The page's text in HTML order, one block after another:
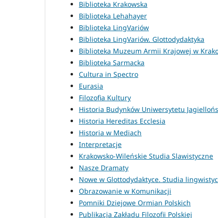
Biblioteka Krakowska
Biblioteka Lehahayer
Biblioteka LingVariów
Biblioteka LingVariów. Glottodydaktyka
Biblioteka Muzeum Armii Krajowej w
Biblioteka Sarmacka
Cultura in Spectro
Eurasia
Filozofia Kultury
Historia Budynków Uniwersytetu
Historia Hereditas Ecclesia
Historia w Mediach
Interpretacje
Krakowsko-Wileńskie Studia Slawistyczne
Nasze Dramaty
Nowe w Glottodydaktyce. Studia
Obrazowanie w Komunikacji
Pomniki Dziejowe Ormian Polskich
Publikacja Zakładu Filozofii Polskiej